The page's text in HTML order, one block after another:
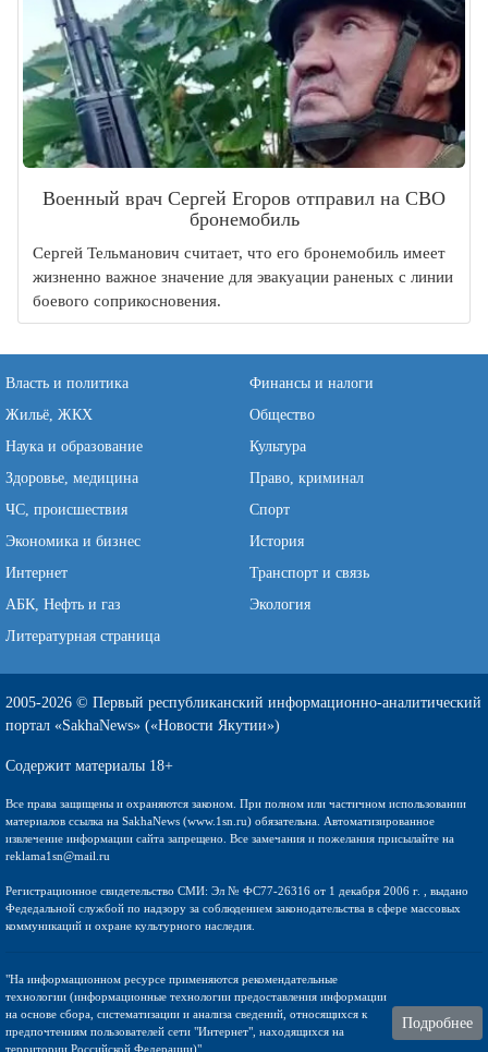
Военный врач Сергей Егоров отправил на СВО
бронемобиль
Сергей Тельманович считает, что его бронемобиль имеет
жизненно важное значение для эвакуации раненых с линии
боевого соприкосновения.
Власть и политика
Финансы и налоги
Жильё, ЖКХ
Общество
Наука и образование
Культура
Здоровье, медицина
Право, криминал
ЧС, происшествия
Спорт
Экономика и бизнес
История
Интернет
Транспорт и связь
АБК, Нефть и газ
Экология
Литературная страница
2005-2026 © Первый республиканский информационно-аналитический
портал «SakhaNews» («Новости Якутии»)
Содержит материалы 18+
Все права защищены и охраняются законом. При полном или частичном использовании
материалов ссылка на SakhaNews (www.1sn.ru) обязательна. Автоматизированное
извлечение информации сайта запрещено. Все замечания и пожелания присылайте на
reklama1sn@mail.ru
Регистрационное свидетельство СМИ: Эл № ФС77-26316 от 1 декабря 2006 г. , выдано
Федедальной службой по надзору за соблюдением законодательства в сфере массовых
коммуникаций и охране культурного наследия.
"На информационном ресурсе применяются рекомендательные
технологии (информационные технологии предоставления информации
на основе сбора, систематизации и анализа сведений, относящихся к
предпочтениям пользователей сети "Интернет", находящихся на
территории Российской Федерации)".
Подробнее